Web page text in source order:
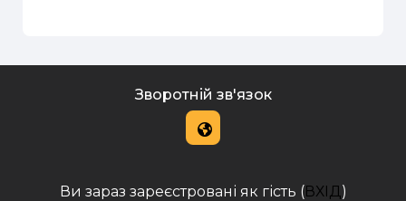
Зворотній зв'язок
Ви зараз зареєстровані як гість (ВХІД )